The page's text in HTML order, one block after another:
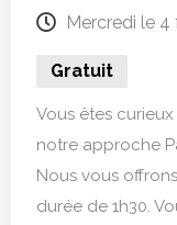
Mercredi le 4
Gratuit
Vous êtes
notre approche
Nous vous
durée de 1h30.